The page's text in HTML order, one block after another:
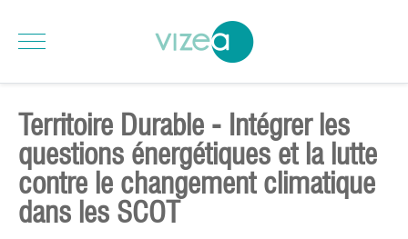
Territoire Durable - Intégrer les
questions énergétiques et la lutte
contre le changement climatique
dans les SCOT